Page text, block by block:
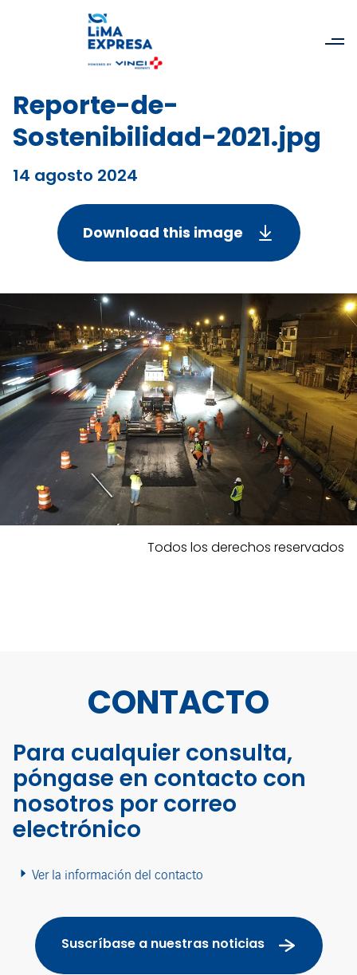
Reporte-de-
Sostenibilidad-2021.jpg
14 agosto 2024
Download this image
Todos los derechos reservados
CONTACTO
Para cualquier consulta,
póngase en contacto con
nosotros por correo
electrónico
Ver la información del contacto
Suscríbase a nuestras noticias